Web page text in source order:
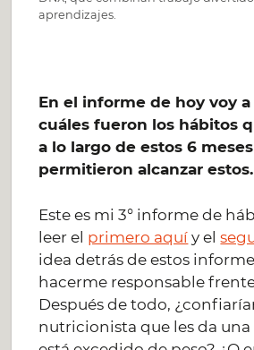
aprendizajes.
En el informe de hoy voy
cuáles fueron los hábitos
a lo largo de estos 6
permitieron alcanzar estos.
Este es mi 3° informe de
leer el primero aquí y el
idea detrás de estos
hacerme responsable
Después de todo,
nutricionista que les da una